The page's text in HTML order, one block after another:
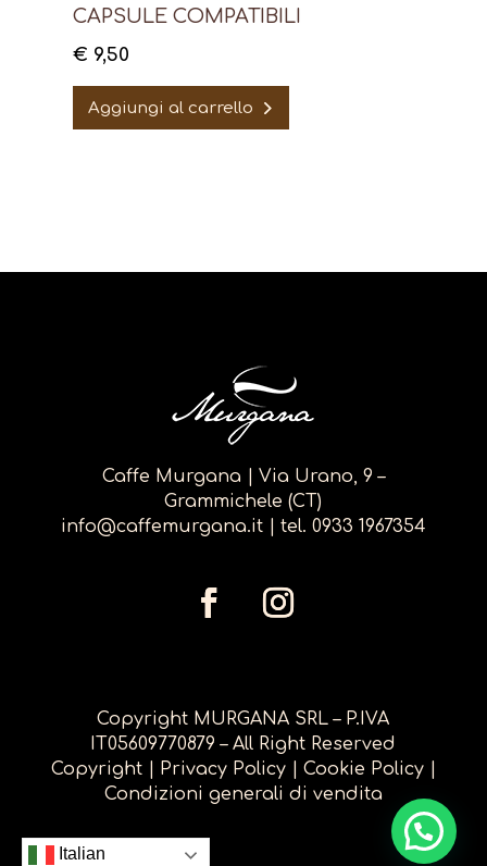
CAPSULE COMPATIBILI
€ 9,50
Aggiungi al carrello
Caffe Murgana | Via Urano, 9 –
Grammichele (CT)
info@caffemurgana.it| tel. 0933 1967354
Copyright MURGANA SRL – P.IVA
IT05609770879 – All Right Reserved
Copyright| Privacy Policy Cookie Policy|
Condizioni generali di vendita
Italian